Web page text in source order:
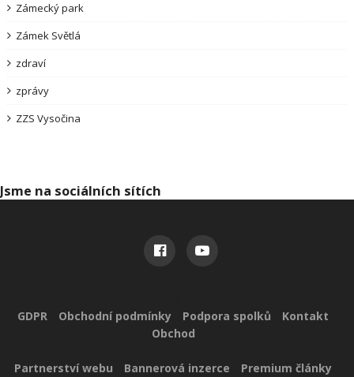
Zámecký park
Zámek Světlá
zdraví
zprávy
ZZS Vysočina
Jsme na sociálních sítích
GDPR Obchodní podmínky Podpora spolků
Kontakt
Obchod
Partnerství webu Bannerová inzerce
Premium články